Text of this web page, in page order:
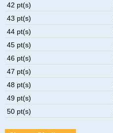
42 pt(s)
43 pt(s)
44 pt(s)
45 pt(s)
46 pt(s)
47 pt(s)
48 pt(s)
49 pt(s)
50 pt(s)